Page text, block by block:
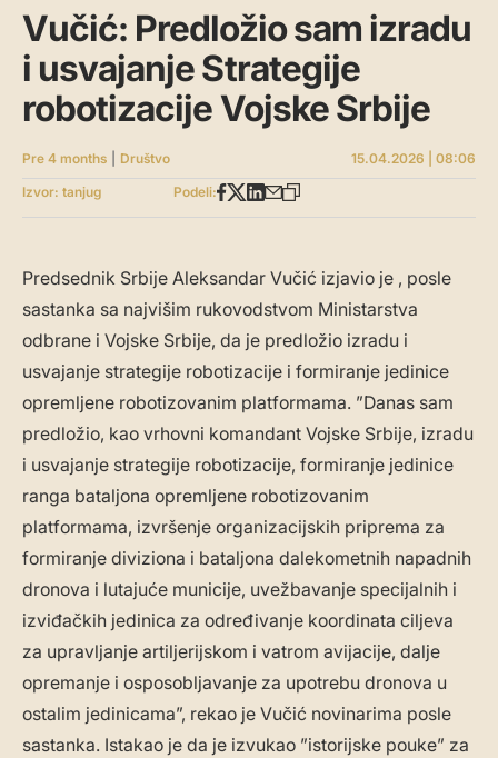
Vučić: Predložio sam izradu
i usvajanje Strategije
robotizacije Vojske Srbije
Pre 4 months Društvo
15.04.2026 | 08:06
Izvor: tanjug
Podeli:
Predsednik Srbije Aleksandar Vučić izjavio je , posle
sastanka sa najvišim rukovodstvom Ministarstva
odbrane i Vojske Srbije, da je predložio izradu i
usvajanje strategije robotizacije i formiranje jedinice
opremljene robotizovanim platformama. ”Danas sam
predložio, kao vrhovni komandant Vojske Srbije, izradu
i usvajanje strategije robotizacije, formiranje jedinice
ranga bataljona opremljene robotizovanim
platformama, izvršenje organizacijskih priprema za
formiranje diviziona i bataljona dalekometnih napadnih
dronova i lutajuće municije, uvežbavanje specijalnih i
izviđačkih jedinica za određivanje koordinata ciljeva
za upravljanje artiljerijskom i vatrom avijacije, dalje
opremanje i osposobljavanje za upotrebu dronova u
ostalim jedinicama”, rekao je Vučić novinarima posle
sastanka. Istakao je da je izvukao ”istorijske pouke” za